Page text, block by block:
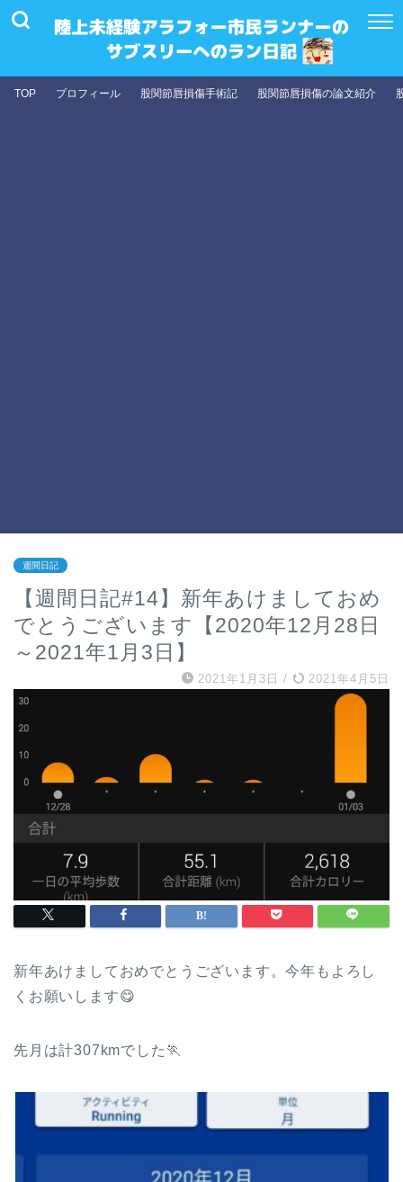
TOP プロフィール 股関節唇損傷手術記 股関節唇損傷の論文紹介
週間日記
【週間日記#14】新年あけましておめ
でとうございます【2020年12月28日
～2021年1月3日】
2021年1月3日 / 2021年4月5日
新年あけましておめでとうございます。今年もよろし
くお願いします😋
先月は計307kmでした🏃